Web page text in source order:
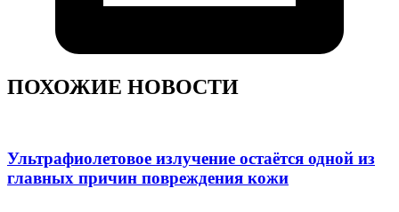
ПОХОЖИЕ НОВОСТИ
Ультрафиолетовое излучение остаётся одной из
главных причин повреждения кожи